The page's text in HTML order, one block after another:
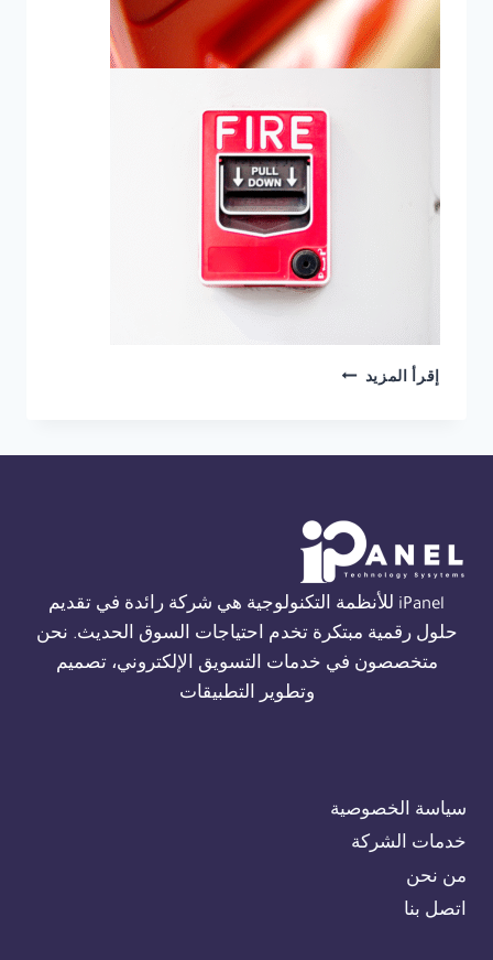
إقرأ المزيد شركة
iPanel للأنظمة التكنولوجية هي شركة رائدة في تقديم
حلول رقمية مبتكرة تخدم احتياجات السوق الحديث. نحن
متخصصون في خدمات التسويق الإلكتروني، تصميم
وتطوير التطبيقات
سياسة الخصوصية
خدمات الشركة
من نحن
اتصل بنا